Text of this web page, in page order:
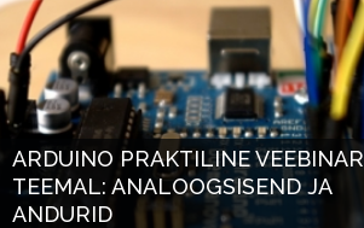
ARDUINO PRAKTILINE VEEBINAR
TEEMAL: ANALOOGSISEND JA
ANDURID